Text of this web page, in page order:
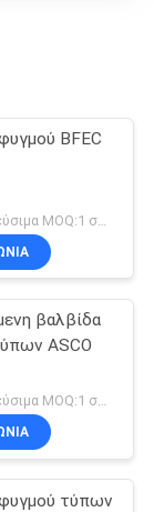
BFEC
βαλβίδα
ASCO
Διαπραγματεύσιμα MOQ:1 σύνολο
τύπων